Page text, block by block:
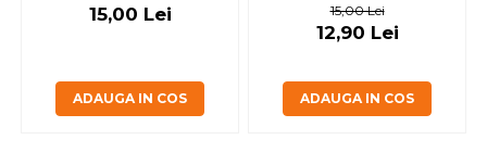
15,00 Lei
ADAUGA IN COS
15,00 Lei
12,90 Lei
ADAUGA IN COS